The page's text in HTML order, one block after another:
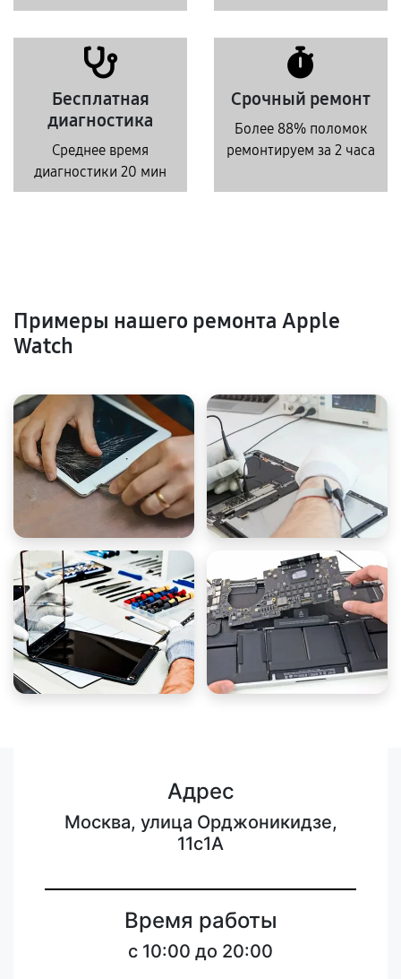
Бесплатная
диагностика
Среднее время
диагностики 20 мин
Срочный ремонт
Более 88% поломок
ремонтируем за 2 часа
Примеры нашего ремонта Apple
Watch
Адрес
Москва, улица Орджоникидзе,
11с1А
Время работы
с 10:00 до 20:00